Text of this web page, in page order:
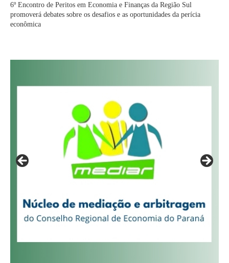
6º Encontro de Peritos em Economia e Finanças da Região Sul
promoverá debates sobre os desafios e as oportunidades da perícia
econômica